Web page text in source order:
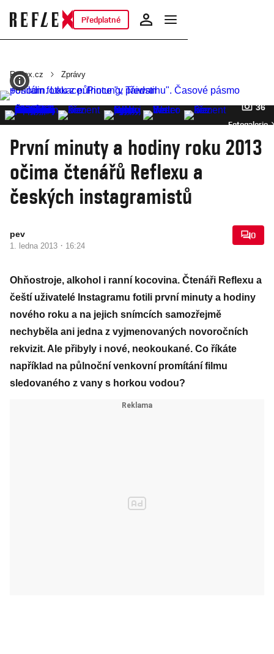
Předplatné
Reflex.cz Zprávy
36
Fotogalerie
První minuty a hodiny roku 2013
očima čtenářů Reflexu a
českých instagramistů
pev
1. ledna 2013 · 16:24
0
Ohňostroje, alkohol i ranní kocovina. Čtenáři Reflexu a
čeští uživatelé Instagramu fotili první minuty a hodiny
nového roku a na jejich snímcích samozřejmě
nechyběla ani jedna z vyjmenovaných novoročních
rekvizit. Ale přibyly i nové, neokoukané. Co říkáte
například na půlnoční venkovní promítání filmu
sledovaného z vany s horkou vodou?